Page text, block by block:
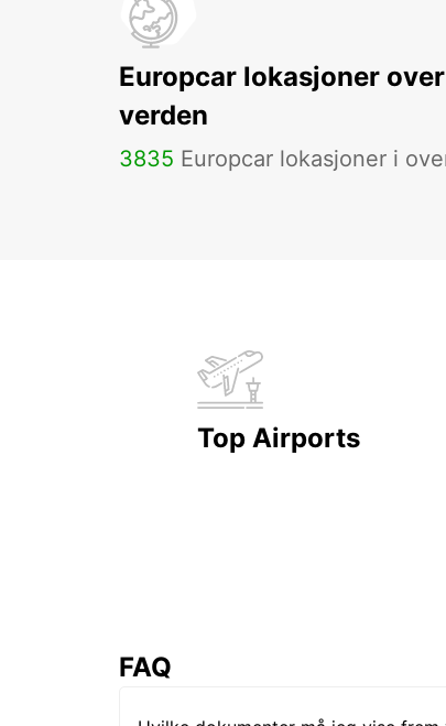
Europcar lokasjoner
verden
3835 Europcar lokasjoner i
Top Airports
FAQ